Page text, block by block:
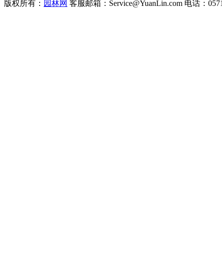
版权所有： 园林网 客服邮箱：Service@YuanLin.com 电话：